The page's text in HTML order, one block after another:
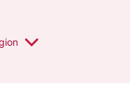
valt region
annan